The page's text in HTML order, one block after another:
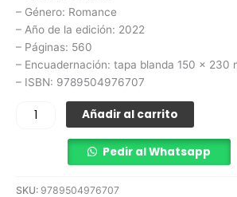
– Género: Romance
– Año de la edición: 2022
– Páginas: 560
– Encuadernación: tapa blanda 150 x 230
– ISBN: 9789504976707
Añadir al carrito
Pedir al Whatsapp
SKU: 9789504976707